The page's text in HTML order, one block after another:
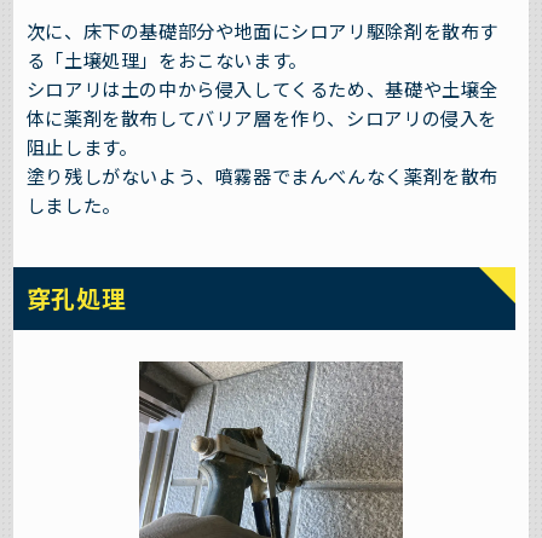
次に、床下の基礎部分や地面にシロアリ駆除剤を散布す
る「土壌処理」をおこないます。
シロアリは土の中から侵入してくるため、基礎や土壌全
体に薬剤を散布してバリア層を作り、シロアリの侵入を
阻止します。
塗り残しがないよう、噴霧器でまんべんなく薬剤を散布
しました。
穿孔処理